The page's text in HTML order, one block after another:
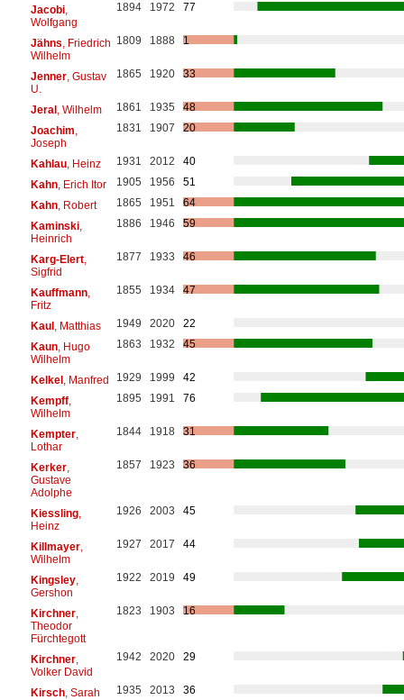
Jacobi,
Wolfgang
1894 1972 77
Jähns , Friedrich
Wilhelm
1809 1888 1
Jenner, Gustav
U.
1865 1920 33
Jeral, Wilhelm 1861 1935
48
Joachim
Joseph
1831 1907 20
Kahlau, Heinz 1931 2012
40
Kahn, Erich Itor 1905 1956
51
Kahn, Robert 1865 1951
64
Kaminski,
Heinrich
1886 1946 59
Karg-Elert,
Sigfrid
1877 1933 46
Kauffmann,
Fritz
1855 1934 47
Kaul, Matthias 1949 2020
22
Kaun, Hugo
Wilhelm
1863 1932 45
Kelkel, Manfred 1929 1999
42
Kempff,
Wilhelm
1895 1991 76
Kempter,
Lothar
1844 1918 31
Kerker,
Gustave
Adolphe
1857 1923 36
Kiessling,
Heinz
1926 2003 45
Killmayer,
Wilhelm
1927 2017 44
Kingsley,
Gershon
1922 2019 49
Kirchner,
Theodor
Fürchtegott
1823 1903 16
Kirchner,
Volker David
1942 2020 29
Kirsch, Sarah 1935 2013
36